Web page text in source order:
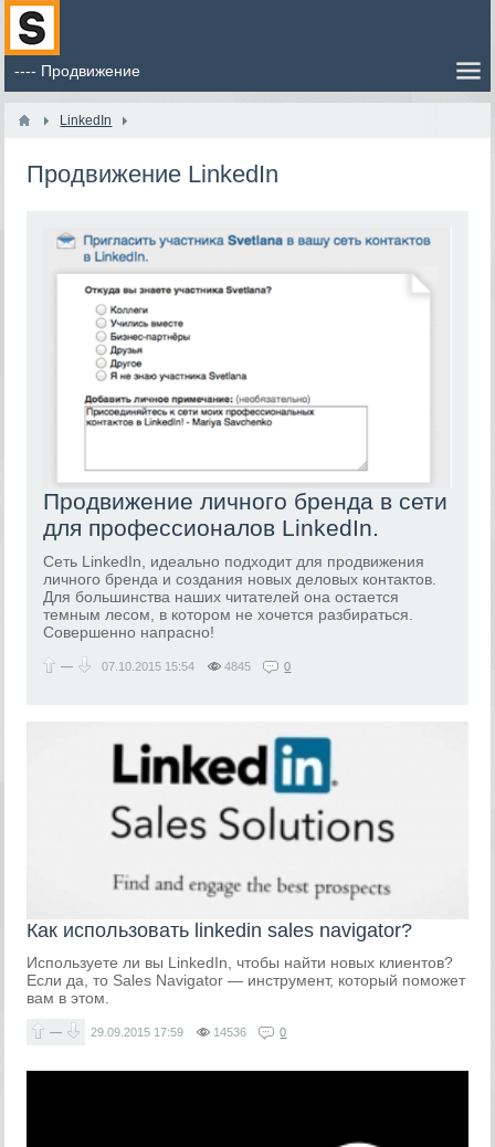
LinkedIn
Продвижение LinkedIn
Продвижение личного бренда в сети
для профессионалов LinkedIn.
Сеть LinkedIn, идеально подходит для продвижения
личного бренда и создания новых деловых контактов.
Для большинства наших читателей она остается
темным лесом, в котором не хочется разбираться.
Совершенно напрасно!
— 07.10.2015 15:54 4845 0
Как использовать linkedin sales navigator?
Используете ли вы LinkedIn, чтобы найти новых клиентов?
Если да, то Sales Navigator — инструмент, который поможет
вам в этом.
— 29.09.2015 17:59 14536 0